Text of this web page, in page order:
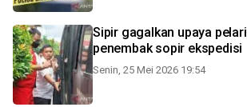
Sipir gagalkan upaya
penembak sopir ekspedisi
Senin, 25 Mei 2026 19:54